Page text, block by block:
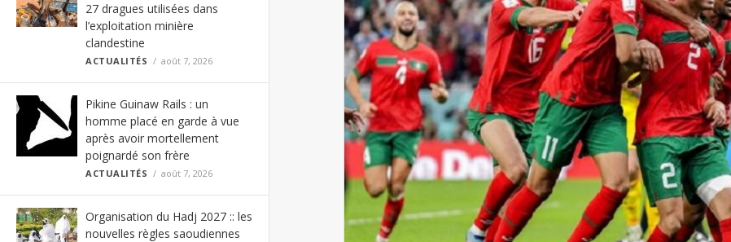
27 dragues utilisées dans
l’exploitation minière
clandestine
ACTUALITÉS août 7, 2026
Pikine Guinaw Rails : un
homme placé en garde à vue
après avoir mortellement
poignardé son frère
ACTUALITÉS août 7, 2026
Organisation du Hadj 2027 :: les
nouvelles règles saoudiennes